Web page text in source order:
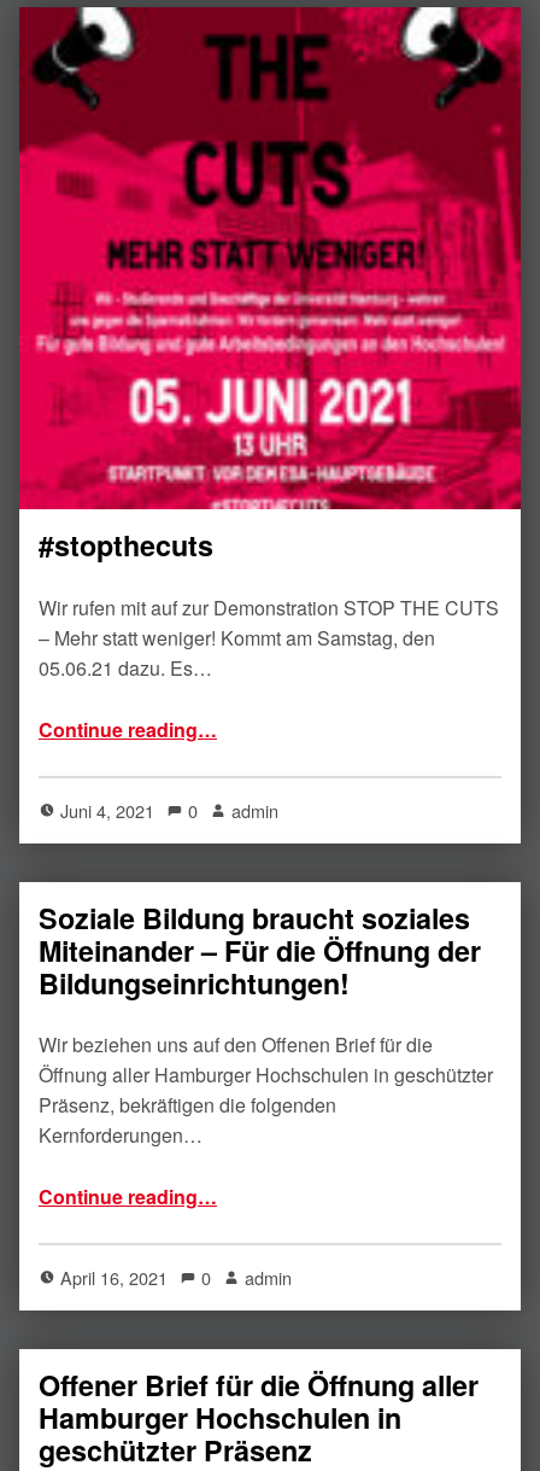
#stopthecuts
Wir rufen mit auf zur Demonstration STOP THE CUTS
– Mehr statt weniger! Kommt am Samstag, den
05.06.21 dazu. Es…
Continue reading…
Juni 4, 2021 0 admin
Soziale Bildung braucht soziales
Miteinander – Für die Öffnung der
Bildungseinrichtungen!
Wir beziehen uns auf den Offenen Brief für die
Öffnung aller Hamburger Hochschulen in geschützter
Präsenz, bekräftigen die folgenden
Kernforderungen…
Continue reading…
April 16, 2021 0 admin
Offener Brief für die Öffnung aller
Hamburger Hochschulen in
geschützter Präsenz